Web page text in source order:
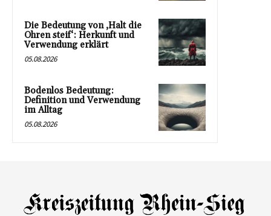
Die Bedeutung von ‚Halt die
Ohren steif‘: Herkunft und
Verwendung erklärt
05.08.2026
Bodenlos Bedeutung:
Definition und Verwendung
im Alltag
05.08.2026